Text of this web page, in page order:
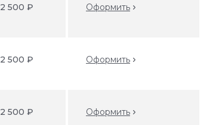
2 500 ₽ Оформить
2 500 ₽ Оформить
2 500 ₽ Оформить